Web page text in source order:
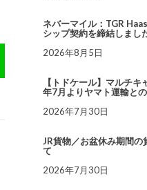
ネバーマイル：TGR
シップ契約を締結しまし
2026年8月5日
【トドケール】マルチ
年7月よりヤマト運輸と
2026年7月30日
JR貨物／お盆休み期間
て
2026年7月30日